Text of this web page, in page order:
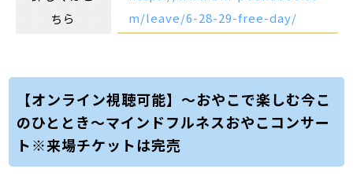
ちら
m/leave/6-28-29-free-day/
【オンライン視聴可能】～おやこで楽しむ今こ
のひととき～マインドフルネスおやこコンサー
ト※来場チケットは完売